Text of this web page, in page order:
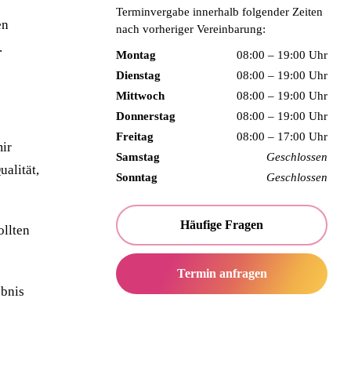
Terminvergabe innerhalb folgender Zeiten
nach vorheriger Vereinbarung:
Montag
08:00 – 19:00 Uhr
Dienstag
08:00 – 19:00 Uhr
Mittwoch
08:00 – 19:00 Uhr
Donnerstag
08:00 – 19:00 Uhr
Freitag
08:00 – 17:00 Uhr
Samstag
Geschlossen
Sonntag
Geschlossen
Häufige Fragen
Termin anfragen